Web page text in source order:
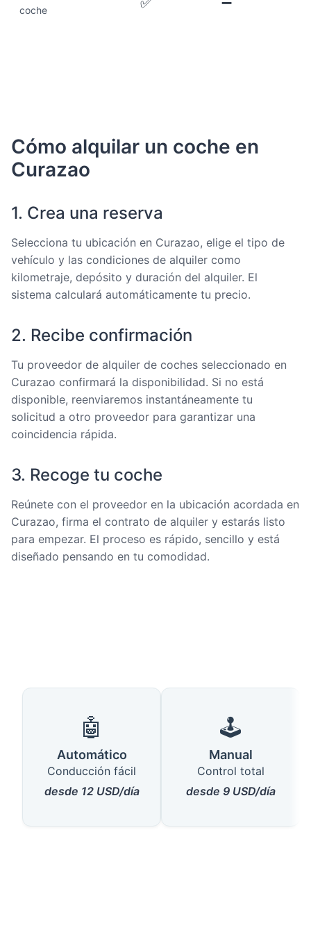
coche
Cómo alquilar un coche en
Curazao
1. Crea una reserva
Selecciona tu ubicación en Curazao, elige el tipo de
vehículo y las condiciones de alquiler como
kilometraje, depósito y duración del alquiler. El
sistema calculará automáticamente tu precio.
2. Recibe confirmación
Tu proveedor de alquiler de coches seleccionado en
Curazao confirmará la disponibilidad. Si no está
disponible, reenviaremos instantáneamente tu
solicitud a otro proveedor para garantizar una
coincidencia rápida.
3. Recoge tu coche
Reúnete con el proveedor en la ubicación acordada en
Curazao, firma el contrato de alquiler y estarás listo
para empezar. El proceso es rápido, sencillo y está
diseñado pensando en tu comodidad.
🤖
Automático
Conducción fácil
desde 12 USD/día
🕹️
Manual
Control total
desde 9 USD/día